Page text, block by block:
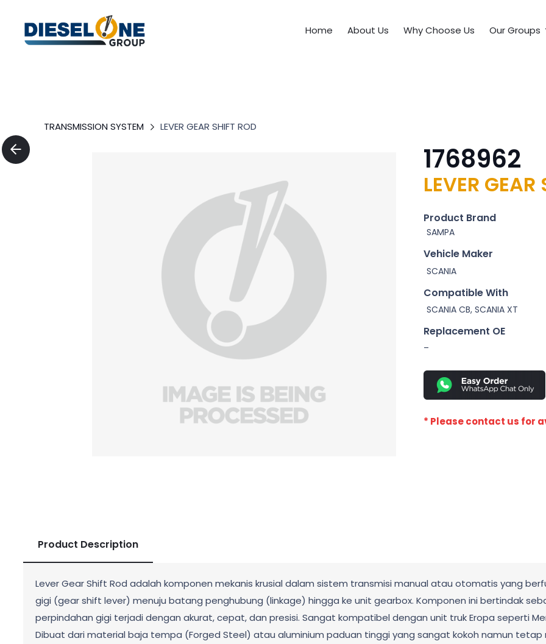
Home About Us Why Choose Us Our Groups
TRANSMISSION SYSTEM LEVER GEAR SHIFT ROD
1768962
LEVER GEAR
Product Brand
SAMPA
Vehicle Maker
SCANIA
Compatible With
SCANIA CB, SCANIA XT
Replacement OE
–
* Please contact us for
Product Description
Lever Gear Shift Rod adalah komponen mekanis krusial dalam sistem transmisi manual atau otomatis yang
gigi (gear shift lever) menuju batang penghubung (linkage) hingga ke unit gearbox. Komponen ini bertindak
perpindahan gigi terjadi dengan akurat, cepat, dan presisi. Sangat kompatibel dengan unit truk Eropa seperti
Dibuat dari material baja tempa (Forged Steel) atau aluminium paduan tinggi yang sangat kokoh namun tetap